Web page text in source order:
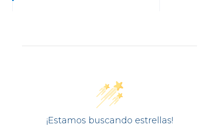
¡Estamos buscando estrellas!